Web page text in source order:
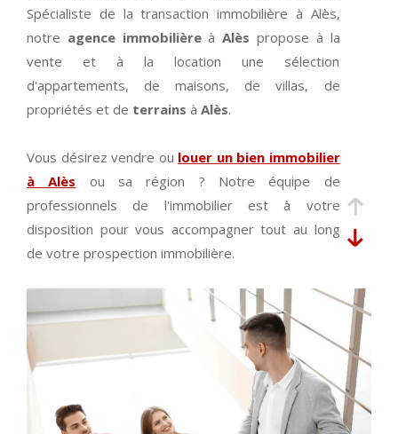
Spécialiste de la transaction immobilière à Alès,
notre agence immobilièreàAlès propose à la
vente et à la location une sélection
d'appartements, de maisons, de villas, de
propriétés et de terrains à Alès.
Vous désirez vendre ou louer un bien immobilier
à Alès ou sa région ? Notre équipe de
professionnels de l'immobilier est à votre
disposition pour vous accompagner tout au long
de votre prospection immobilière.
Découvrez en ligne ou dans notre agence
immobilière à Alès nos exclusivités et nos coups
de cœur du moment. Vous trouverez de
nombreuses
annonces immobilières à Alèset
ses alentours pour tout type de transaction (achat,
vente, location) et pour tout type de bien